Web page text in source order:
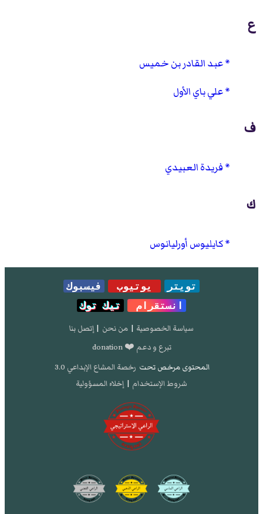
ع
عبد القادر بن خميس
علي باي الأول
ف
فريدة العبيدي
ك
كايليوس أورليانوس
تويتر يوتيوب
فيسبوك
انستقرام
تيك توك
سياسة الخصوصية | من نحن | إتصل بنا
تبرع و دعم ❤️ donation
المحتوى مرخص تحت رخصة المشاع الإبداعي 3.0
شروط الإستخدام | إخلاء المسؤولية